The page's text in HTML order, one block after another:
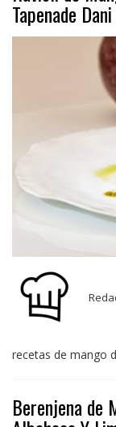
Tapenade
recetas de mango
Berenjena de